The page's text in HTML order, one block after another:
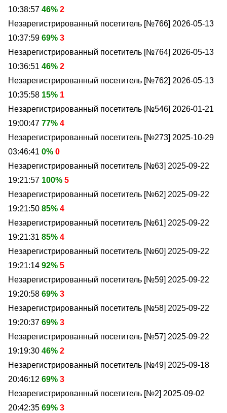
10:38:57 46% 2
Незарегистрированный посетитель [№766] 2026-05-13
10:37:59 69% 3
Незарегистрированный посетитель [№764] 2026-05-13
10:36:51 46% 2
Незарегистрированный посетитель [№762] 2026-05-13
10:35:58 15% 1
Незарегистрированный посетитель [№546] 2026-01-21
19:00:47 77% 4
Незарегистрированный посетитель [№273] 2025-10-29
03:46:41 0% 0
Незарегистрированный посетитель [№63] 2025-09-22
19:21:57 100% 5
Незарегистрированный посетитель [№62] 2025-09-22
19:21:50 85% 4
Незарегистрированный посетитель [№61] 2025-09-22
19:21:31 85% 4
Незарегистрированный посетитель [№60] 2025-09-22
19:21:14 92% 5
Незарегистрированный посетитель [№59] 2025-09-22
19:20:58 69% 3
Незарегистрированный посетитель [№58] 2025-09-22
19:20:37 69% 3
Незарегистрированный посетитель [№57] 2025-09-22
19:19:30 46% 2
Незарегистрированный посетитель [№49] 2025-09-18
20:46:12 69% 3
Незарегистрированный посетитель [№2] 2025-09-02
20:42:35 69% 3